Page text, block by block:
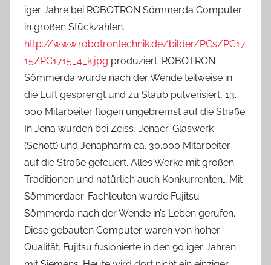
iger Jahre bei ROBOTRON Sömmerda Computer
in großen Stückzahlen.
http://www.robotrontechnik.de/bilder/PCs/PC17
15/PC1715_4_k.jpg produziert. ROBOTRON
Sömmerda wurde nach der Wende teilweise in
die Luft gesprengt und zu Staub pulverisiert, 13.
000 Mitarbeiter flogen ungebremst auf die Straße.
In Jena wurden bei Zeiss, Jenaer-Glaswerk
(Schott) und Jenapharm ca. 30.000 Mitarbeiter
auf die Straße gefeuert. Alles Werke mit großen
Traditionen und natürlich auch Konkurrenten… Mit
Sömmerdaer-Fachleuten wurde Fujitsu
Sömmerda nach der Wende in’s Leben gerufen.
Diese gebauten Computer waren von hoher
Qualität. Fujitsu fusionierte in den 90 iger Jahren